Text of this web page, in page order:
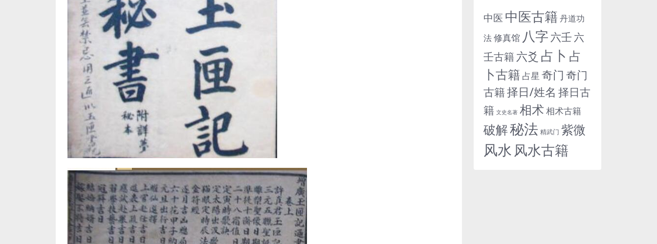
中医 中医古籍 丹道功
法修真馆 八字 六壬 六
壬古籍 六爻 占卜 占
卜古籍 占星 奇门 奇门
古籍择日/姓名 择日古
籍 文史名著 相术 相术古籍
破解秘法 精武门 紫微
风水 风水古籍